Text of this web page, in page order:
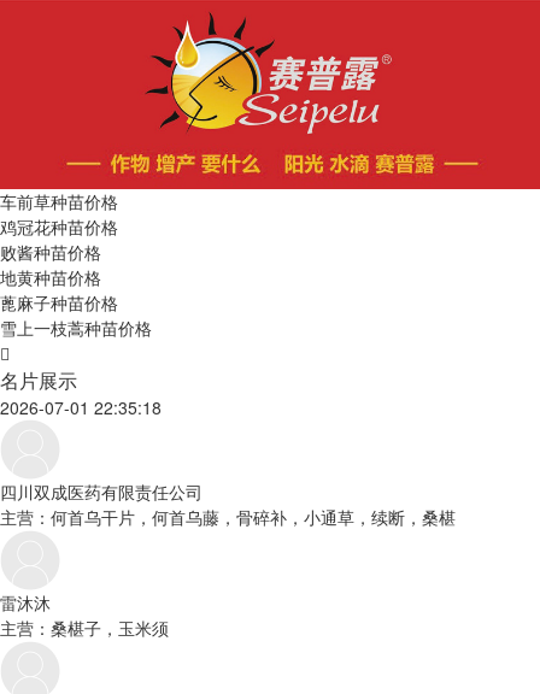
车前草种苗价格
鸡冠花种苗价格
败酱种苗价格
地黄种苗价格
蓖麻子种苗价格
雪上一枝蒿种苗价格
名片展示
2026-07-01 22:35:18
四川双成医药有限责任公司
主营：何首乌干片，何首乌藤，骨碎补，小通草，续断，桑椹
雷沐沐
主营：桑椹子，玉米须